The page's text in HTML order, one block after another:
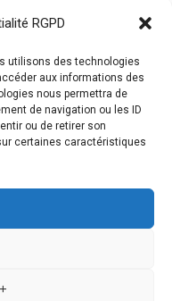
RGPD
utilisons des technologies
aux informations des
nous permettra de
de navigation ou les ID
ou de retirer son
certaines caractéristiques